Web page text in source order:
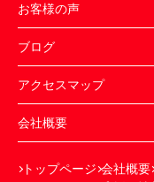
お客様の声
ブログ
アクセスマップ
会社概要
トップページ 会社概要